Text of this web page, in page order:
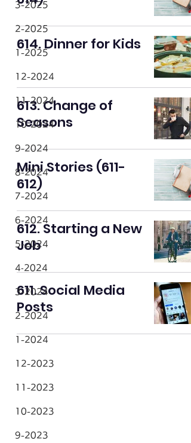
3-2025
2-2025
1-2025
12-2024
11-2024
10-2024
9-2024
8-2024
7-2024
6-2024
5-2024
4‐2024
3-2024
2-2024
1-2024
12-2023
11-2023
10-2023
9-2023
614. Dinner for Kids
613. Change of
Seasons
Mini Stories (611-
612)
612. Starting a New
Job
611. Social Media
Posts